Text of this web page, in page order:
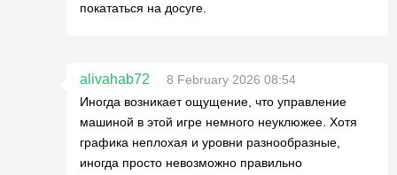
покататься на досуге.
alivahab72
8 February 2026 08:54
Иногда возникает ощущение, что управление
машиной в этой игре немного неуклюжее. Хотя
графика неплохая и уровни разнообразные,
иногда просто невозможно правильно